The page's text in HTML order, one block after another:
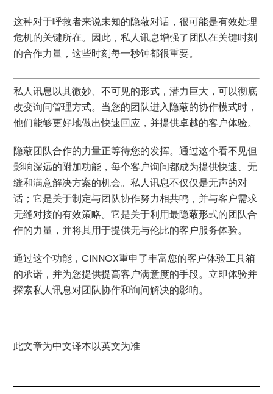
这种对于呼救者来说未知的隐蔽对话，很可能是有效处理
危机的关键所在。因此，私人讯息增强了团队在关键时刻
的合作力量，这些时刻每一秒钟都很重要。
私人讯息以其微妙、不可见的形式，潜力巨大，可以彻底
改变询问管理方式。当您的团队进入隐蔽的协作模式时，
他们能够更好地做出快速回应，并提供卓越的客户体验。
隐蔽团队合作的力量正等待您的发挥。通过这个看不见但
影响深远的附加功能，每个客户询问都成为提供快速、无
缝和满意解决方案的机会。私人讯息不仅仅是无声的对
话；它是关于制定与团队协作努力相共鸣，并与客户需求
无缝对接的有效策略。它是关于利用最隐蔽形式的团队合
作的力量，并将其用于提供无与伦比的客户服务体验。
通过这个功能，CINNOX重申了丰富您的客户体验工具箱
的承诺，并为您提供提高客户满意度的手段。立即体验并
探索私人讯息对团队协作和询问解决的影响。
此文章为中文译本以英文为准